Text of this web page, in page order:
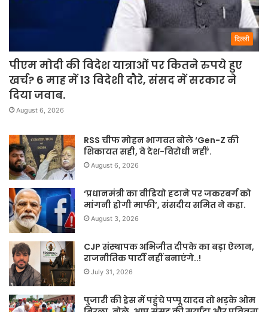
दिल्ली
पीएम मोदी की विदेश यात्राओं पर कितने रुपये हुए
खर्च? 6 माह में 13 विदेशी दौरे, संसद में सरकार ने
दिया जवाब.
August 6, 2026
RSS चीफ मोहन भागवत बोले ‘Gen-Z की
शिकायत सही, वे देश-विरोधी नहीं’.
August 6, 2026
‘प्रधानमंत्री का वीडियो हटाने पर जकरबर्ग को
मांगनी होगी माफी’, संसदीय समित ने कहा.
August 3, 2026
CJP संस्थापक अभिजीत दीपके का बड़ा ऐलान,
राजनीतिक पार्टी नहीं बनाएंगे..!
July 31, 2026
पुजारी की ड्रेस में पहुंचे पप्पू यादव तो भड़के ओम